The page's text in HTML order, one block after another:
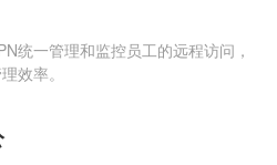
统一管理和监控员工的远程访问，
效率。